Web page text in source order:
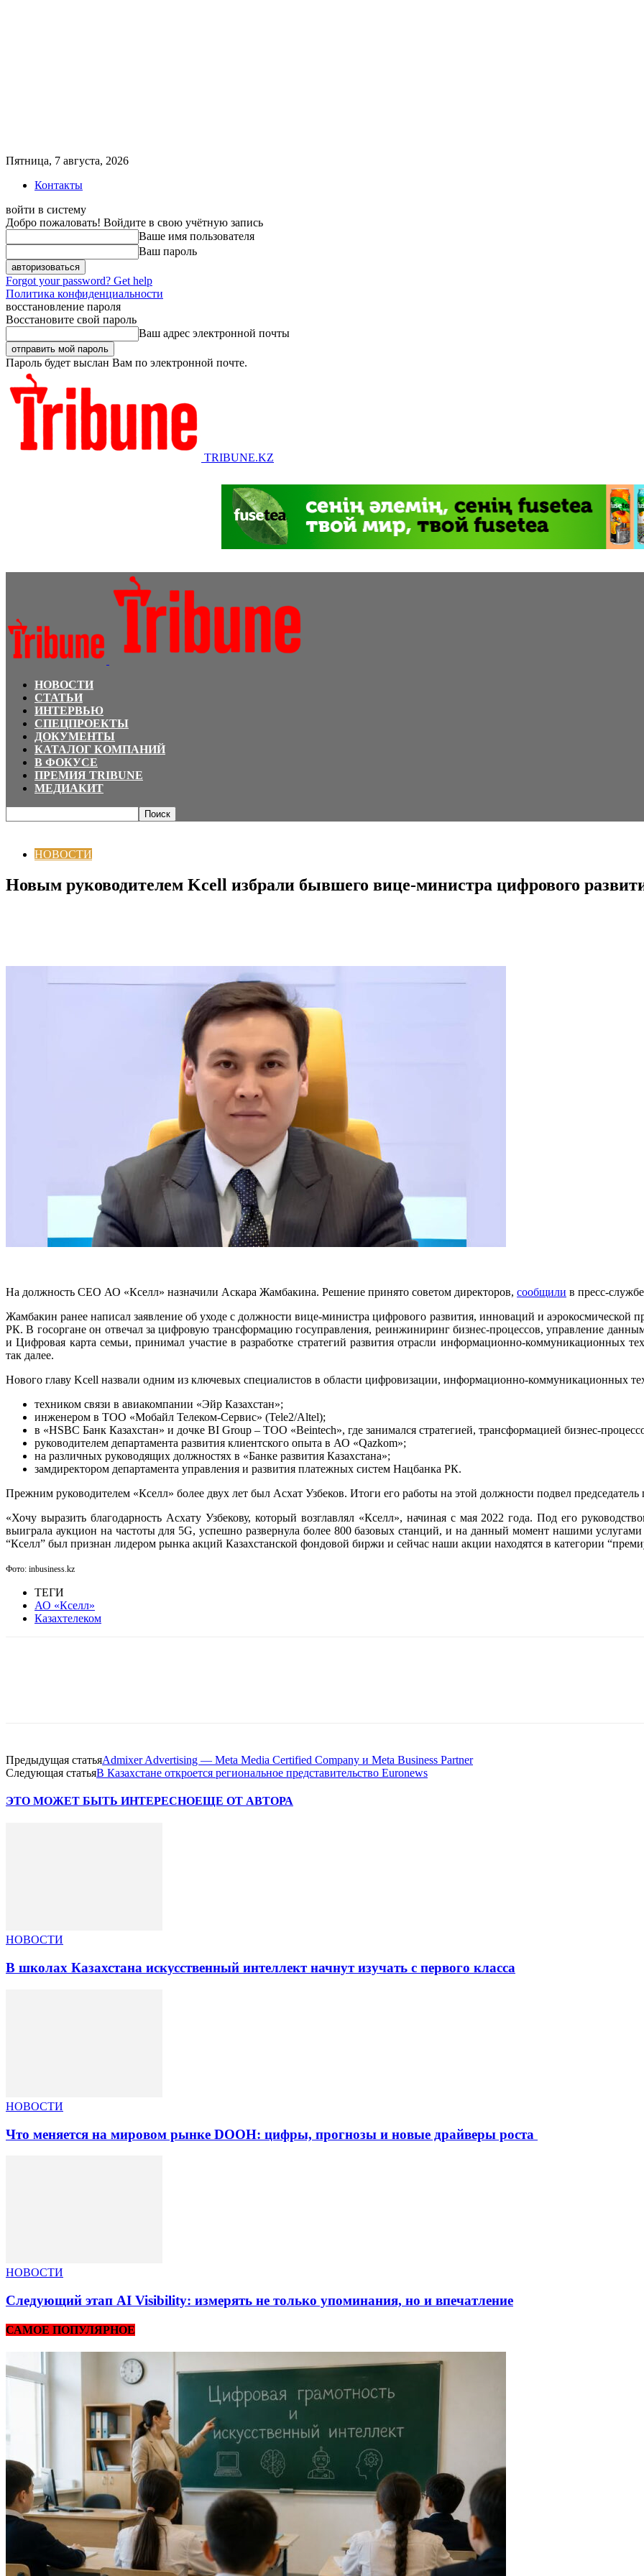
Пятница, 7 августа, 2026
Контакты
войти в систему
Добро пожаловать! Войдите в свою учётную запись
Ваше имя пользователя
Ваш пароль
Forgot your password? Get help
Политика конфиденциальности
восстановление пароля
Восстановите свой пароль
Ваш адрес электронной почты
Пароль будет выслан Вам по электронной почте.
TRIBUNE.KZ
НОВОСТИ
СТАТЬИ
ИНТЕРВЬЮ
СПЕЦПРОЕКТЫ
ДОКУМЕНТЫ
КАТАЛОГ КОМПАНИЙ
В ФОКУСЕ
ПРЕМИЯ TRIBUNE
МЕДИАКИТ
НОВОСТИ
Новым руководителем Kcell избрали бывшего вице-министра цифрового
На должность СЕО АО «Кселл» назначили Аскара Жамбакина. Решение принято советом директоров, сообщили в пресс-
Жамбакин ранее написал заявление об уходе с должности вице-министра цифрового развития, инноваций и аэрокосмической
РК. В госоргане он отвечал за цифровую трансформацию госуправления, реинжиниринг бизнес-процессов, управление
и Цифровая карта семьи, принимал участие в разработке стратегий развития отрасли информационно-коммуникационных
так далее.
Нового главу Kcell назвали одним из ключевых специалистов в области цифровизации, информационно-коммуникационных
техником связи в авиакомпании «Эйр Казахстан»;
инженером в ТОО «Мобайл Телеком-Сервис» (Tele2/Altel);
в ⁠«HSBC Банк Казахстан» и дочке BI Group – ТОО «Beintech», где занимался стратегией, трансформацией бизнес-
руководителем департамента развития клиентского опыта в АО «Qazkom»;
на различных руководящих должностях в «Банке развития Казахстана»;
замдиректором департамента управления и развития платежных систем Нацбанка РК.
Прежним руководителем «Кселл» более двух лет был Асхат Узбеков. Итоги его работы на этой должности подвел
«Хочу выразить благодарность Асхату Узбекову, который возглавлял «Кселл», начиная с мая 2022 года. Под его
выиграла аукцион на частоты для 5G, успешно развернула более 800 базовых станций, и на данный момент нашими
“Кселл” был признан лидером рынка акций Казахстанской фондовой биржи и сейчас наши акции находятся в категории
Фото: inbusiness.kz
ТЕГИ
АО «Кселл»
Казахтелеком
Предыдущая статьяAdmixer Advertising — Meta Media Certified Company и Meta Business Partner
Следующая статьяВ Казахстане откроется региональное представительство Euronews
ЭТО МОЖЕТ БЫТЬ ИНТЕРЕСНОЕЩЕ ОТ АВТОРА
НОВОСТИ
В школах Казахстана искусственный интеллект начнут изучать с первого класса
НОВОСТИ
Что меняется на мировом рынке DOOH: цифры, прогнозы и новые драйверы роста
НОВОСТИ
Следующий этап AI Visibility: измерять не только упоминания, но и впечатление
САМОЕ ПОПУЛЯРНОЕ